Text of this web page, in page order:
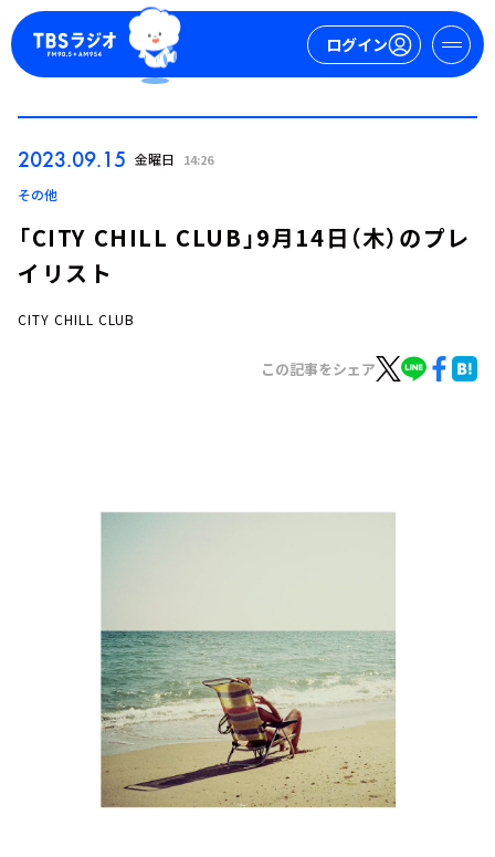
ログイン
お知らせ
2023.09.15 金曜日 14:26
その他
「CITY CHILL CLUB」9月14日（木）のプレ
イリスト
CITY CHILL CLUB
この記事をシェア